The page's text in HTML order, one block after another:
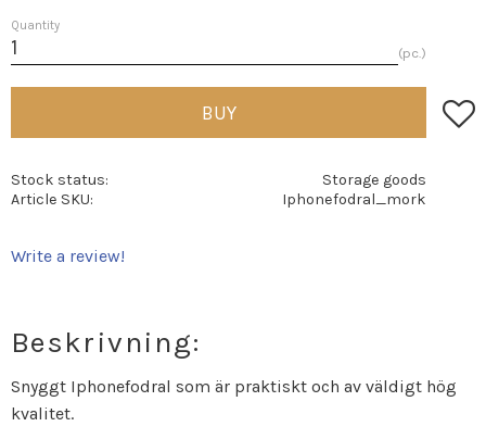
Quantity
pc.
BUY Add
Stock status
Storage goods
Article SKU
Iphonefodral_mork
Write a review!
Beskrivning:
Snyggt Iphonefodral som är praktiskt och av väldigt hög
kvalitet.